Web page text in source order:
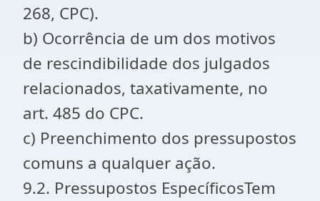
268, CPC).
b) Ocorrência de um dos motivos
de rescindibilidade dos julgados
relacionados, taxativamente, no
art. 485 do CPC.
c) Preenchimento dos pressupostos
comuns a qualquer ação.
9.2. Pressupostos EspecíficosTem